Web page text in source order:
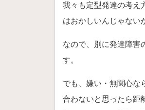
我々も定型発達の考え
はおかしいんじゃない
なので、別に発達障害
す。
でも、嫌い・無関心な
合わないと思ったら距